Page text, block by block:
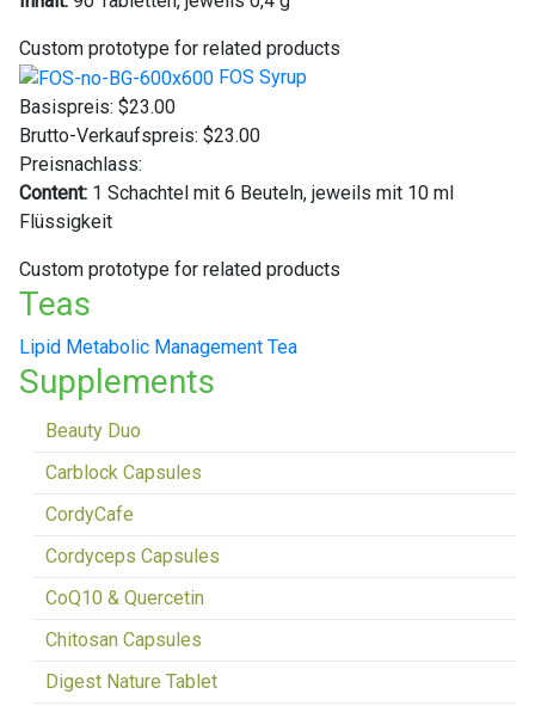
Custom prototype for related products
FOS Syrup
Basispreis: $23.00
Brutto-Verkaufspreis: $23.00
Preisnachlass:
Content: 1 Schachtel mit 6 Beuteln, jeweils mit 10 ml
Flüssigkeit
Custom prototype for related products
Teas
Lipid Metabolic Management Tea
Supplements
Beauty Duo
Carblock Capsules
CordyCafe
Cordyceps Capsules
CoQ10 & Quercetin
Chitosan Capsules
Digest Nature Tablet